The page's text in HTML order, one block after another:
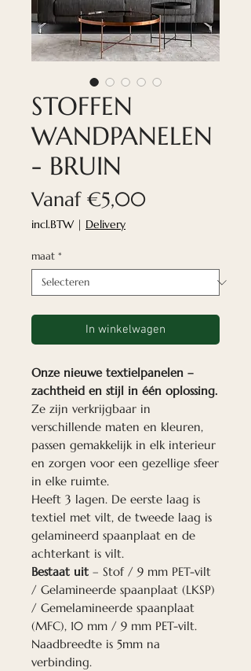
STOFFEN
WANDPANELEN
- BRUIN
Vanaf €5,00Verkoopprijs
incl.BTW | Delivery
maat *
In winkelwagen
Onze nieuwe textielpanelen –
zachtheid en stijl in één oplossing.
Ze zijn verkrijgbaar in
verschillende maten en kleuren,
passen gemakkelijk in elk interieur
en zorgen voor een gezellige sfeer
in elke ruimte.
Heeft 3 lagen. De eerste laag is
textiel met vilt, de tweede laag is
gelamineerd spaanplaat en de
achterkant is vilt.
Bestaat uit – Stof / 9 mm PET-vilt
/ Gelamineerde spaanplaat (LKSP)
/ Gemelamineerde spaanplaat
(MFC), 10 mm / 9 mm PET-vilt.
Naadbreedte is 5mm na
verbinding.